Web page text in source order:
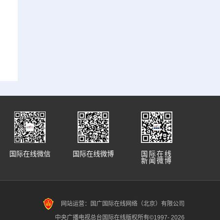
国际在线
新闻微博
国际在线微博
国际在线微信
网站运营：国广国际在线网络（北京）有限公司
中央广播电视总台国际在线版权所有©1997- 2026